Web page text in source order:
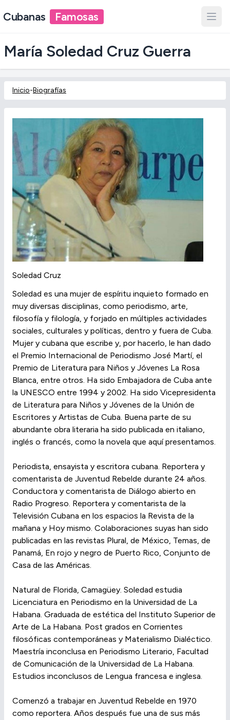
Cubanas Famosas
María Soledad Cruz Guerra
Inicio-Biografías
Soledad Cruz
Soledad es una mujer de espíritu inquieto formado en
muy diversas disciplinas, como periodismo, arte,
filosofía y filología, y forjado en múltiples actividades
sociales, culturales y políticas, dentro y fuera de Cuba.
Mujer y cubana que escribe y, por hacerlo, le han dado
el Premio Internacional de Periodismo José Martí, el
Premio de Literatura para Niños y Jóvenes La Rosa
Blanca, entre otros. Ha sido Embajadora de Cuba ante
la UNESCO entre 1994 y 2002. Ha sido Vicepresidenta
de Literatura para Niños y Jóvenes de la Unión de
Escritores y Artistas de Cuba. Buena parte de su
abundante obra literaria ha sido publicada en italiano,
inglés o francés, como la novela que aquí presentamos.
Periodista, ensayista y escritora cubana. Reportera y
comentarista de Juventud Rebelde durante 24 años.
Conductora y comentarista de Diálogo abierto en
Radio Progreso. Reportera y comentarista de la
Televisión Cubana en los espacios la Revista de la
mañana y Hoy mismo. Colaboraciones suyas han sido
publicadas en las revistas Plural, de México, Temas, de
Panamá, En rojo y negro de Puerto Rico, Conjunto de
Casa de las Américas.
Natural de Florida, Camagüey. Soledad estudia
Licenciatura en Periodismo en la Universidad de La
Habana. Graduada de estética del Instituto Superior de
Arte de La Habana. Post grados en Corrientes
filosóficas contemporáneas y Materialismo Dialéctico.
Maestría inconclusa en Periodismo Literario, Facultad
de Comunicación de la Universidad de La Habana.
Estudios inconclusos de Lengua francesa e inglesa.
Comenzó a trabajar en Juventud Rebelde en 1970
como reportera. Años después fue una de sus más